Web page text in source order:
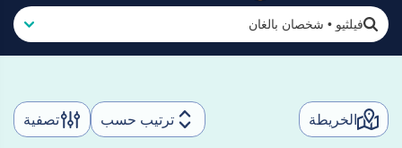
فيلثيو • شخصان بالغان
الخريطة ترتيب حسب تصفية